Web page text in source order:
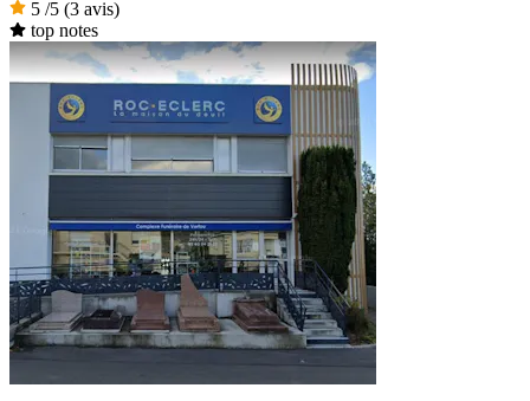
5 /5 (3 avis)
top notes